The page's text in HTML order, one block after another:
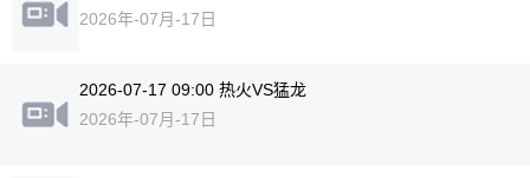
2026年-07月-17日
2026-07-17 09:00 热火VS猛龙
2026年-07月-17日